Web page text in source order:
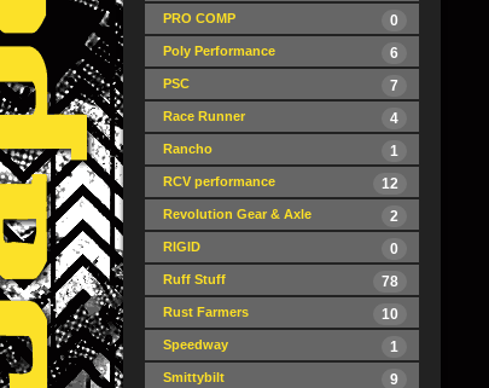
0
PRO COMP
6
Poly Performance
7
PSC
4
Race Runner
1
Rancho
12
RCV performance
2
Revolution Gear & Axle
0
RIGID
78
Ruff Stuff
10
Rust Farmers
1
Speedway
9
Smittybilt